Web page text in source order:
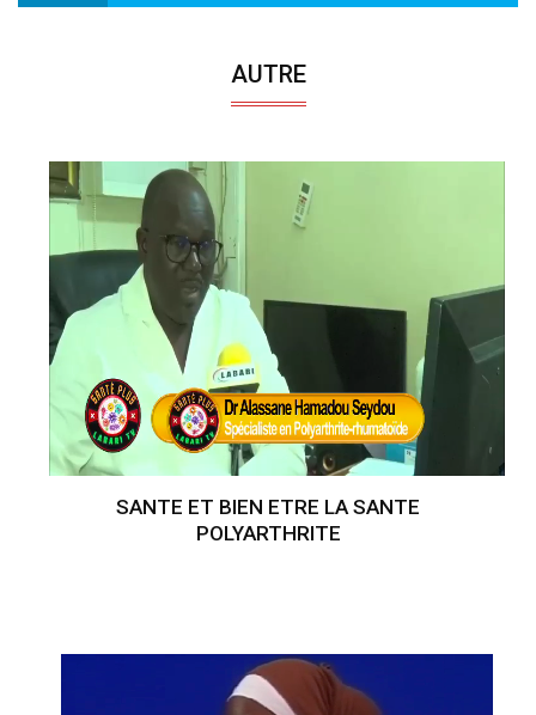
AUTRE
SANTE ET BIEN ETRE LA SANTE
POLYARTHRITE